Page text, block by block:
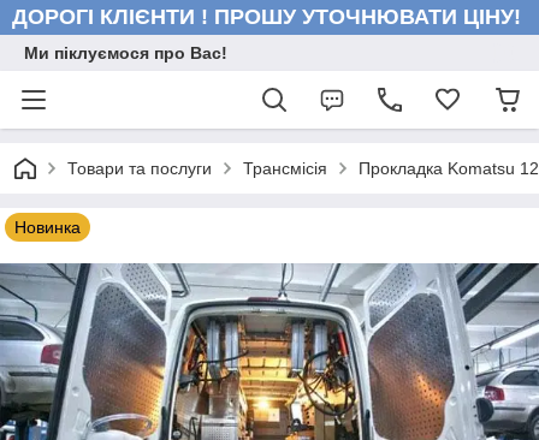
ДОРОГІ КЛІЄНТИ ! ПРОШУ УТОЧНЮВАТИ ЦІНУ!
Ми піклуємося про Вас!
Товари та послуги Трансмісія Прокладка Komatsu
Новинка